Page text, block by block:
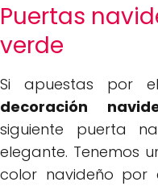
Puertas
verde
Si apuestas por
decoración
siguiente puerta
elegante. Tenemos
color navideño por